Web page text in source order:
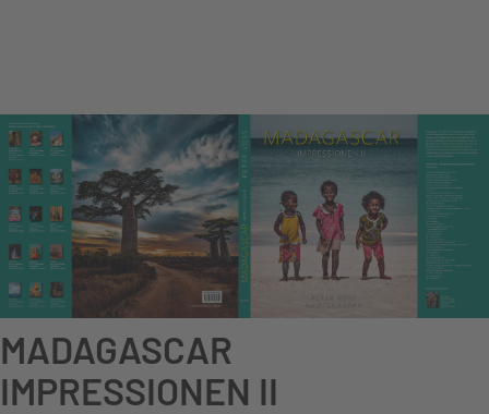
MADAGASCAR
IMPRESSIONEN II